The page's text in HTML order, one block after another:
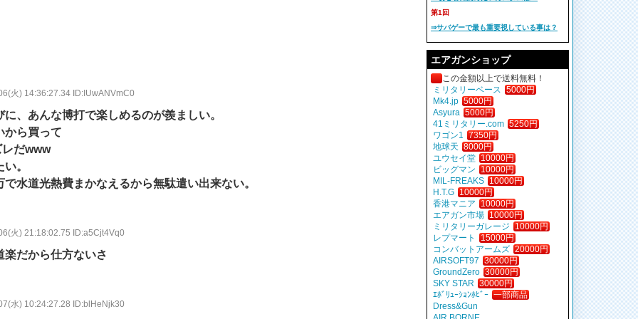
火) 14:36:27.34 ID:IUwANVmC0
、あんな博打で楽しめるのが羨ましい。
から買って
だwww
。
水道光熱費まかなえるから無駄遣い出来ない。
火) 21:18:02.75 ID:a5Cjt4Vq0
楽だから仕方ないさ
水) 10:24:27.28 ID:blHeNjk30
第1回
⇒サバゲーで最も重要視している事は？
エアガンショップ
この金額以上で送料無料！
ミリタリーベース 5000円
Mk4.jp 5000円
Asyura 5000円
41ミリタリー.com 5250円
ワゴン1 7350円
地球天 8000円
ユウセイ堂 10000円
ビッグマン 10000円
MIL-FREAKS 10000円
H.T.G 10000円
香港マニア 10000円
エアガン市場 10000円
ミリタリーガレージ 10000円
レプマート
15000円
コンバットアームズ 20000円
AIRSOFT97 30000円
GroundZero 30000円
SKY STAR 30000円
ｴﾎﾞﾘｭｰｼｮﾝﾎﾋﾞｰ 一部商品
Dress&Gun